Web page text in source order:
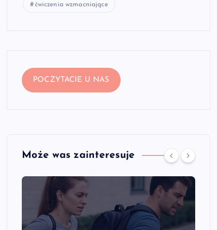
ćwiczenia wzmacniające
POCZYTACIE U NAS
Może was zainteresuje